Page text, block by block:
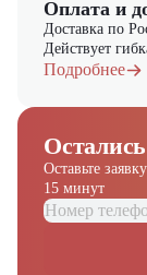
Оплата и
Доставка по
Действует
Подробнее
Оставьте
15 минут